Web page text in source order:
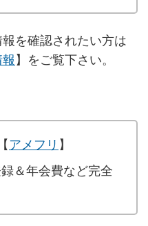
を確認されたい方は
】をご覧下さい。
アメフリ 】
＆年会費など完全